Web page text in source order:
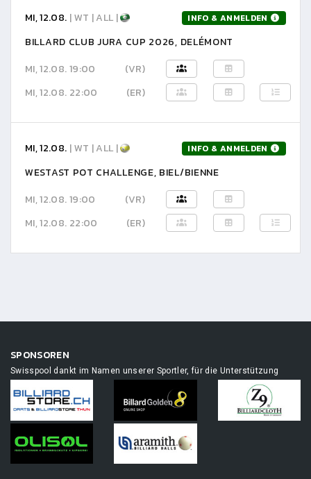
MI, 12.08. | WT | ALL | INFO & ANMELDEN
BILLARD CLUB JURA CUP 2026, DELÉMONT
MI, 12.08. 19:00
(VR)
MI, 12.08. 22:00
(ER)
MI, 12.08. | WT | ALL | INFO & ANMELDEN
WESTAST POT CHALLENGE, BIEL/BIENNE
MI, 12.08. 19:00
(VR)
MI, 12.08. 22:00
(ER)
SPONSOREN
Swisspool dankt im Namen unserer Sportler, für die Unterstützung